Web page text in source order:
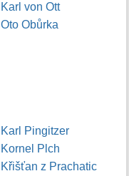
Karl von Ott
Oto Obůrka
Karl Pingitzer
Kornel Plch
Křišťan z Prachatic